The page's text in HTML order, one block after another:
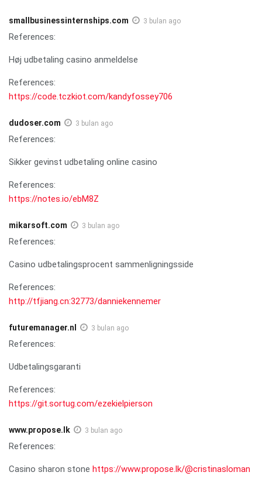
smallbusinessinternships.com 3 bulan ago
References:
Høj udbetaling casino anmeldelse
References:
https://code.tczkiot.com/kandyfossey706
dudoser.com 3 bulan ago
References:
Sikker gevinst udbetaling online casino
References:
https://notes.io/ebM8Z
mikarsoft.com 3 bulan ago
References:
Casino udbetalingsprocent sammenligningsside
References:
http://tfjiang.cn:32773/danniekennemer
futuremanager.nl 3 bulan ago
References:
Udbetalingsgaranti
References:
https://git.sortug.com/ezekielpierson
www.propose.lk 3 bulan ago
References:
Casino sharon stone https://www.propose.lk/@cristinasloman